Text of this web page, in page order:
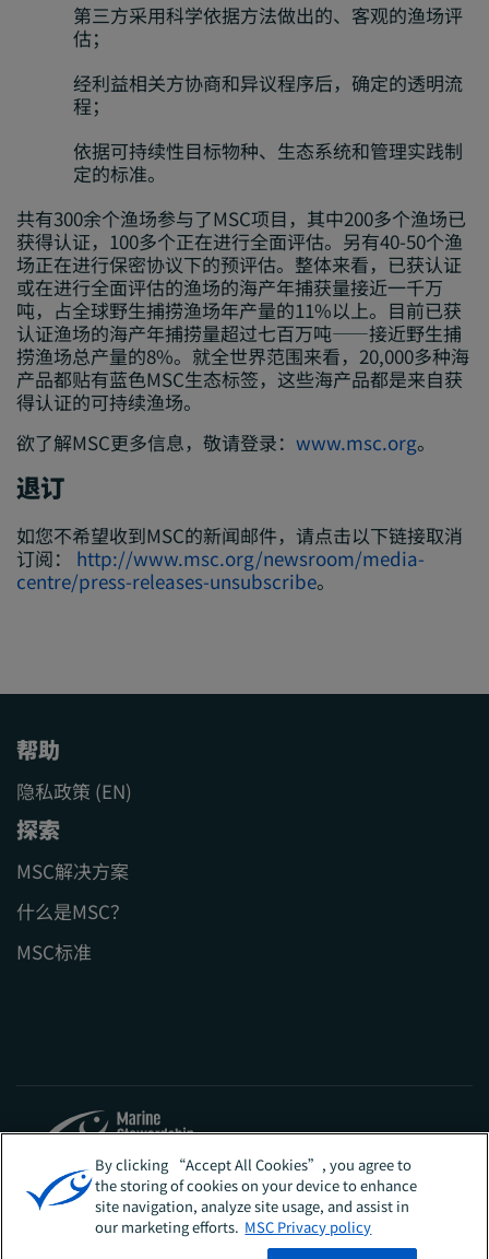
第三方采用科学依据方法做出的、客观的渔场评
估；
经利益相关方协商和异议程序后，确定的透明流
程；
依据可持续性目标物种、生态系统和管理实践制
定的标准。
共有300余个渔场参与了MSC项目，其中200多个渔场已
获得认证，100多个正在进行全面评估。另有40-50个渔
场正在进行保密协议下的预评估。整体来看，已获认证
或在进行全面评估的渔场的海产年捕获量接近一千万
吨，占全球野生捕捞渔场年产量的11%以上。目前已获
认证渔场的海产年捕捞量超过七百万吨——接近野生捕
捞渔场总产量的8%。就全世界范围来看，20,000多种海
产品都贴有蓝色MSC生态标签，这些海产品都是来自获
得认证的可持续渔场。
欲了解MSC更多信息，敬请登录： www.msc.org。
退订
如您不希望收到MSC的新闻邮件，请点击以下链接取消
订阅： http://www.msc.org/newsroom/media-
centre/press-releases-unsubscribe。
帮助
隐私政策 (EN)
探索
MSC解决方案
什么是MSC？
MSC标准
Sites
中国
By clicking “Accept All Cookies”, you agree to
the storing of cookies on your device to enhance
site navigation, analyze site usage, and assist in
our marketing efforts. MSC Privacy policy